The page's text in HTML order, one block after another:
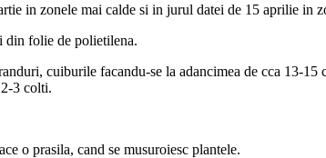
in zonele mai calde si in jurul datei de 15 aprilie in
din folie de polietilena.
cuiburile facandu-se la adancimea de cca 13-
3 colti.
o prasila, cand se musuroiesc plantele.